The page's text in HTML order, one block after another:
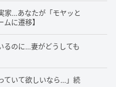
家…あなたが「モヤッと
に遷移】
るのに…妻がどうしても
ていて欲しいなら…」続